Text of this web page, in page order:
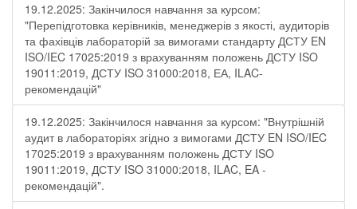
19.12.2025: Закінчилося навчання за курсом:
"Перепідготовка керівників, менеджерів з якості, аудиторів
та фахівців лабораторій за вимогами стандарту ДСТУ EN
ISO/IEC 17025:2019 з врахуванням положень ДСТУ ISO
19011:2019, ДСТУ ISO 31000:2018, ЕА, ILAC-
рекомендацій"
19.12.2025: Закінчилося навчання за курсом: "Внутрішній
аудит в лабораторіях згідно з вимогами ДСТУ EN ISO/IEC
17025:2019 з врахуванням положень ДСТУ ISO
19011:2019, ДСТУ ISO 31000:2018, ILAC, EA -
рекомендацій".